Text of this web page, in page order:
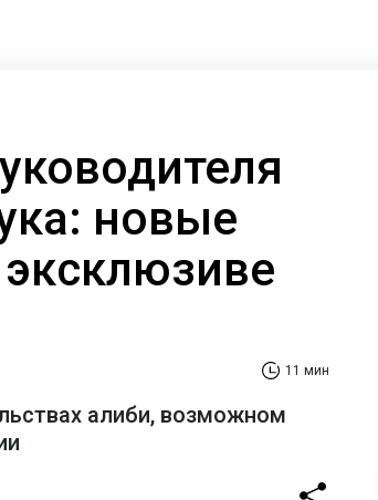
новые
11 мин
алиби, возможном